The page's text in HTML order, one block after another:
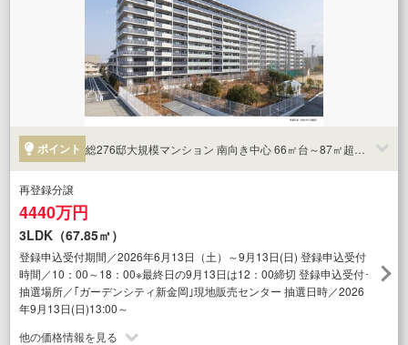
ポイント 総276邸大規模マンション 南向き中心 66㎡台～87㎡超の多彩なプラン
再登録分譲
4440万円
3LDK（67.85㎡）
登録申込受付期間／2026年6月13日（土）～9月13日(日) 登録申込受付
時間／10：00～18：00※最終日の9月13日は12：00締切 登録申込受付･
抽選場所／｢ガーデンシティ新金岡｣現地販売センター 抽選日時／2026
年9月13日(日)13:00～
他の価格情報を見る